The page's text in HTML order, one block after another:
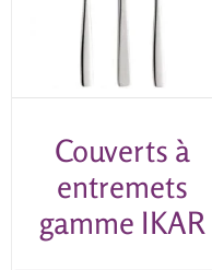
Couverts à
entremets
gamme IKAR